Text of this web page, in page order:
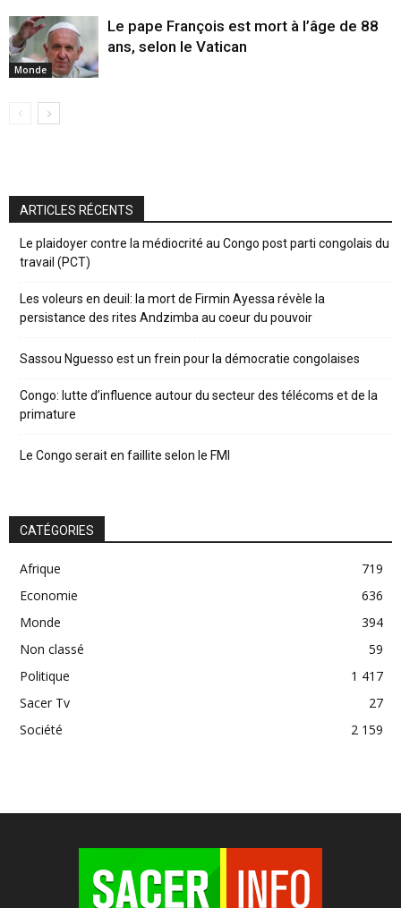
Monde
Le pape François est mort à l’âge de 88
ans, selon le Vatican
ARTICLES RÉCENTS
Le plaidoyer contre la médiocrité au Congo post parti congolais du
travail (PCT)
Les voleurs en deuil: la mort de Firmin Ayessa révèle la
persistance des rites Andzimba au coeur du pouvoir
Sassou Nguesso est un frein pour la démocratie congolaises
Congo: lutte d’influence autour du secteur des télécoms et de la
primature
Le Congo serait en faillite selon le FMI
CATÉGORIES
Afrique
719
Economie
636
Monde
394
Non classé
59
Politique
1 417
Sacer Tv
27
Société
2 159